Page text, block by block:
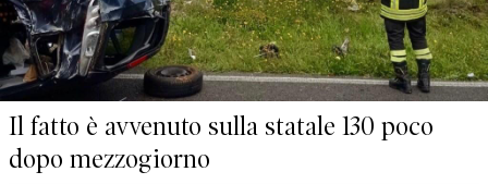
Il fatto è avvenuto sulla statale 130 poco
dopo mezzogiorno